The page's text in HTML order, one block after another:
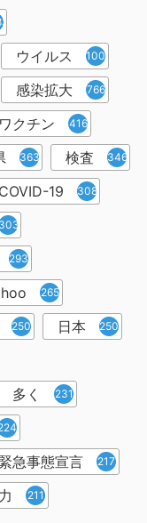
ウイルス 1001
感染拡大 766
ワクチン 416
363 検査 346
COVID-19 308
293
265
250 日本 250
多く 231
緊急事態宣言 217
211